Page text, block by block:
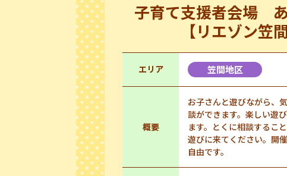
子育て支援者会場
【リエゾン笠間
エリア 笠間地区
概要
お子さんと遊びながら、
談ができます。楽しい遊
ます。とくに相談するこ
遊びに来てください。開
自由です。